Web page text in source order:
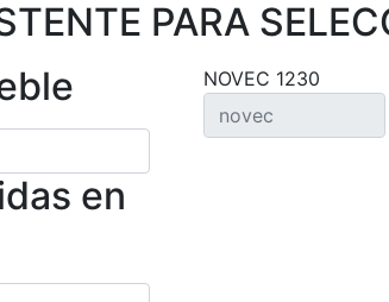
PARA
en
NOVEC 1230